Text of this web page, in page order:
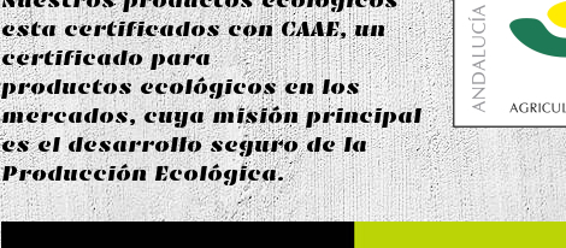
esta certificados con CAAE, un
certificado para
productos ecológicos en los
mercados, cuya misión principal
es el desarrollo seguro de la
Producción Ecológica.